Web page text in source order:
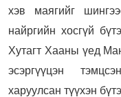
хэв маягийг
найргийн хосгүй
Хутагт Хааны үед
эсэргүүцэн
харуулсан түүхэн